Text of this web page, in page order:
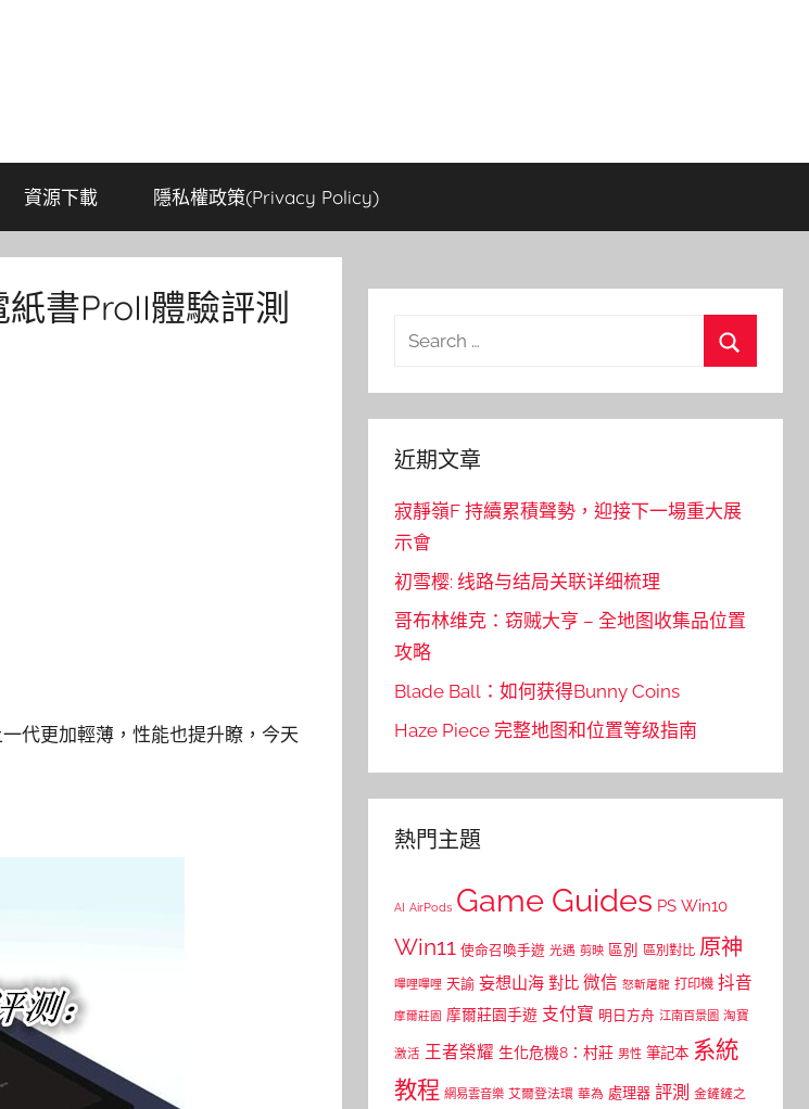
資源下載 隱私權政策(Privacy Policy)
書ProII體驗評測
代更加輕薄，性能也提升瞭，今天
Search
近期文章
寂靜嶺F 持續累積聲勢，迎接下一場重大展
示會
初雪樱: 线路与结局关联详细梳理
哥布林维克：窃贼大亨 – 全地图收集品位置
攻略
Blade Ball：如何获得Bunny Coins
Haze Piece 完整地图和位置等级指南
熱門主題
AI AirPods Game Guides PS Win10
Win11 使命召喚手遊 光遇 剪映 區別 區別對比 原神
嗶哩嗶哩 天諭 妄想山海 對比 微信 怒斬屠龍 打印機 抖音
摩爾莊園 摩爾莊園手遊 支付寶 明日方舟 江南百景圖 淘寶
激活 王者榮耀 生化危機8：村莊 男性 筆記本 系統
教程 網易雲音樂 艾爾登法環 華為 處理器 評測 金鏟鏟之